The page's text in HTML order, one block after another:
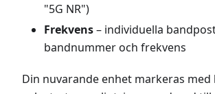
"5G NR")
Frekvens– individuella
bandnummer och frekvens
Din nuvarande enhet markeras